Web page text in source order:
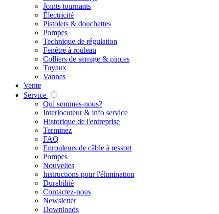
Joints tournants
Électricité
Pistolets & douchettes
Pompes
Technique de régulation
Fenêtre à rouleau
Colliers de serrage & pinces
Tuyaux
Vannes
Vente
Service
Qui sommes-nous?
Interlocuteur & info service
Historique de l'entreprise
Terminez
FAQ
Enrouleurs de câble à ressort
Pompes
Nouvelles
Instructions pour l'élimination
Durabilité
Contactez-nous
Newsletter
Downloads